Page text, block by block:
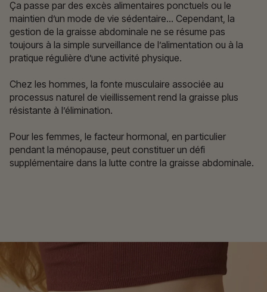
Ça passe par des excès alimentaires ponctuels ou le
maintien d’un mode de vie sédentaire… Cependant, la
gestion de la graisse abdominale ne se résume pas
toujours à la simple surveillance de l’alimentation ou à la
pratique régulière d’une activité physique.
Chez les hommes, la fonte musculaire associée au
processus naturel de vieillissement rend la graisse plus
résistante à l’élimination.
Pour les femmes, le facteur hormonal, en particulier
pendant la ménopause, peut constituer un défi
supplémentaire dans la lutte contre la graisse abdominale.